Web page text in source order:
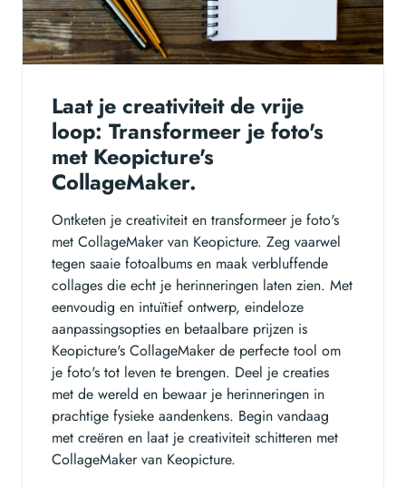
Laat je creativiteit de vrije
loop: Transformeer je foto's
met Keopicture's
CollageMaker.
Ontketen je creativiteit en transformeer je foto's
met CollageMaker van Keopicture. Zeg vaarwel
tegen saaie fotoalbums en maak verbluffende
collages die echt je herinneringen laten zien. Met
eenvoudig en intuïtief ontwerp, eindeloze
aanpassingsopties en betaalbare prijzen is
Keopicture's CollageMaker de perfecte tool om
je foto's tot leven te brengen. Deel je creaties
met de wereld en bewaar je herinneringen in
prachtige fysieke aandenkens. Begin vandaag
met creëren en laat je creativiteit schitteren met
CollageMaker van Keopicture.